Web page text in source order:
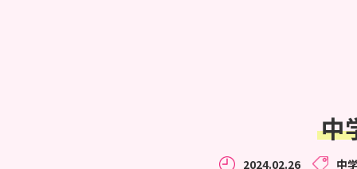
中
2024.02.26 中